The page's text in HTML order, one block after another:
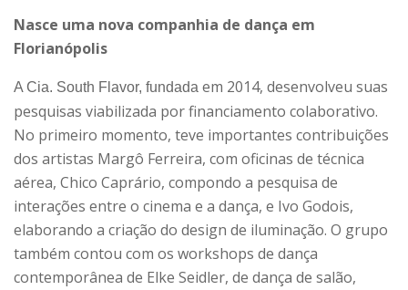
Nasce uma nova companhia de dança em
Florianópolis
A Cia. South Flavor, fundada em 2014, desenvolveu suas
pesquisas viabilizada por financiamento colaborativo.
No primeiro momento, teve importantes contribuições
dos artistas Margô Ferreira, com oficinas de técnica
aérea, Chico Caprário, compondo a pesquisa de
interações entre o cinema e a dança, e Ivo Godois,
elaborando a criação do design de iluminação. O grupo
também contou com os workshops de dança
contemporânea de Elke Seidler, de dança de salão,